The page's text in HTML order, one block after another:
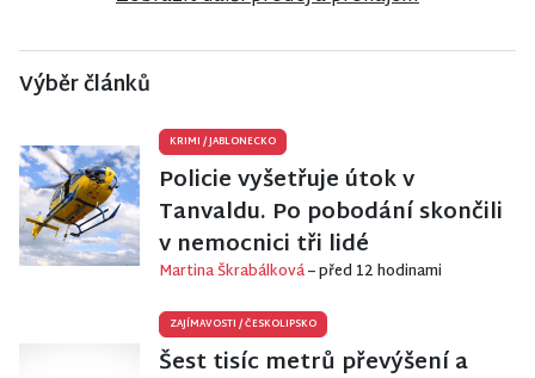
Výběr článků
KRIMI /JABLONECKO
Policie vyšetřuje útok v
Tanvaldu. Po pobodání skončili
v nemocnici tři lidé
Martina Škrabálková– před 12 hodinami
ZAJÍMAVOSTI /ČESKOLIPSKO
Šest tisíc metrů převýšení a